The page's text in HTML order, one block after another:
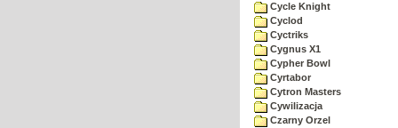
Cycle Knight
Cyclod
Cyctriks
Cygnus X1
Cypher Bowl
Cyrtabor
Cytron Masters
Cywilizacja
Czarny Orzel